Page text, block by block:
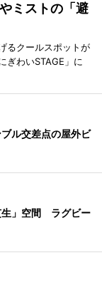
ミストの「避
るクールスポットが
ぎわいSTAGE」に
ル交差点の屋外ビ
生」空間 ラグビー